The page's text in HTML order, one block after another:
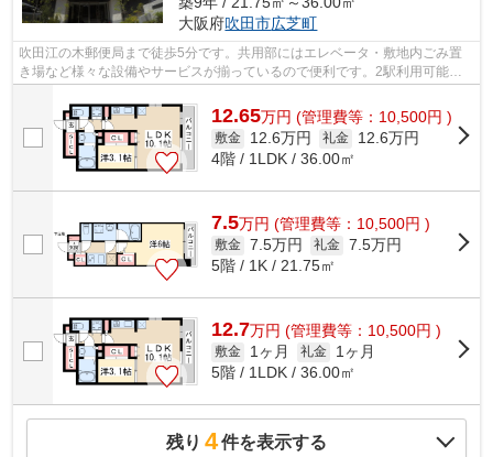
大阪府吹田市広芝町
吹田江の木郵便局まで徒歩5分です。共用部にはエレベータ・敷地内ごみ置
き場など様々な設備やサービスが揃っているので便利です。2駅利用可能で
アクセスの良い物件です。眺望良好な物...
12.65万円 (管理費等：10,500円 )
敷金 12.6万円 礼金
12.6万円
4階 / 1LDK / 36.00㎡
7.5万円 (管理費等：10,500円 )
敷金 7.5万円 礼金 7.5万円
5階 / 1K / 21.75㎡
12.7万円 (管理費等：10,500円 )
敷金 1ヶ月 礼金
1ヶ月
5階 / 1LDK / 36.00㎡
残り 4件を表示する